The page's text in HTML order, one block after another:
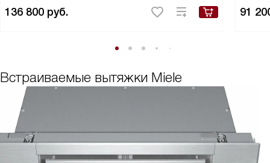
136 800 руб. 91
Встраиваемые вытяжки Miele